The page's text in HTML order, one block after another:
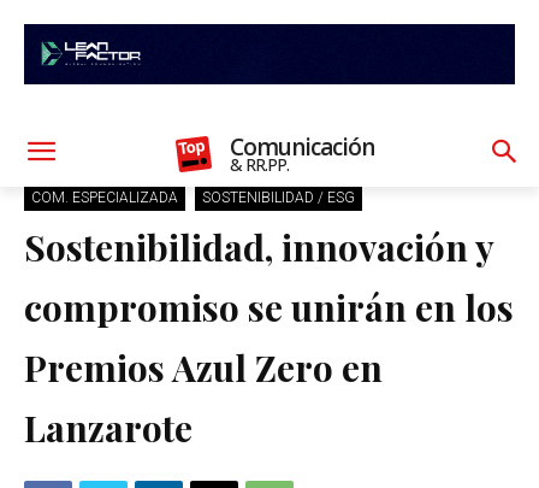
Comunicación
& RR.PP.
COM. ESPECIALIZADA SOSTENIBILIDAD / ESG
Sostenibilidad, innovación y
compromiso se unirán en los
Premios Azul Zero en
Lanzarote